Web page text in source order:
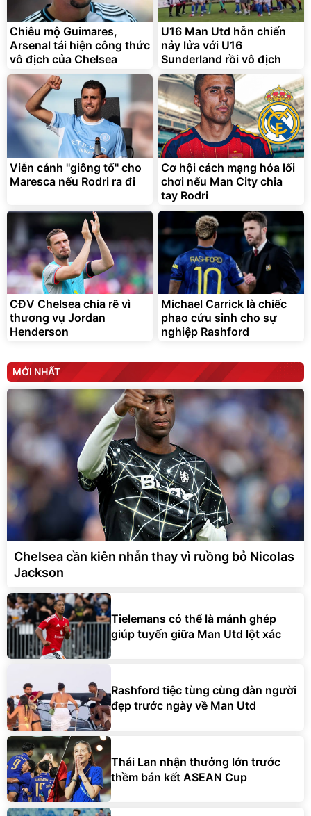
Chiêu mộ Guimares,
Arsenal tái hiện công thức
vô địch của Chelsea
U16 Man Utd hỗn chiến
nảy lửa với U16
Sunderland rồi vô địch
Viễn cảnh ''giông tố'' cho
Maresca nếu Rodri ra đi
Cơ hội cách mạng hóa lối
chơi nếu Man City chia
tay Rodri
CĐV Chelsea chia rẽ vì
thương vụ Jordan
Henderson
Michael Carrick là chiếc
phao cứu sinh cho sự
nghiệp Rashford
MỚI NHẤT
Chelsea cần kiên nhẫn thay vì ruồng bỏ Nicolas
Jackson
Tielemans có thể là mảnh ghép
giúp tuyến giữa Man Utd lột xác
Rashford tiệc tùng cùng dàn người
đẹp trước ngày về Man Utd
Thái Lan nhận thưởng lớn trước
thềm bán kết ASEAN Cup